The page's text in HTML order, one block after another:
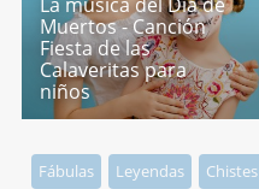
Muertos - Canción
Fiesta de las
Calaveritas para
niños
Fábulas Leyendas Chistes